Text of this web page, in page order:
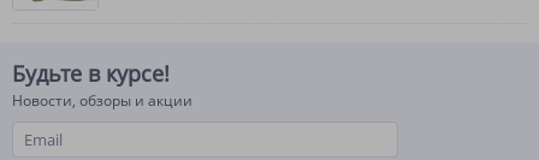
Будьте в курсе!
Новости, обзоры и акции